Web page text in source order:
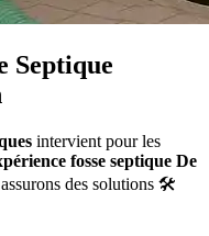
Septique
intervient pour les
fosse septique De
des solutions 🛠️